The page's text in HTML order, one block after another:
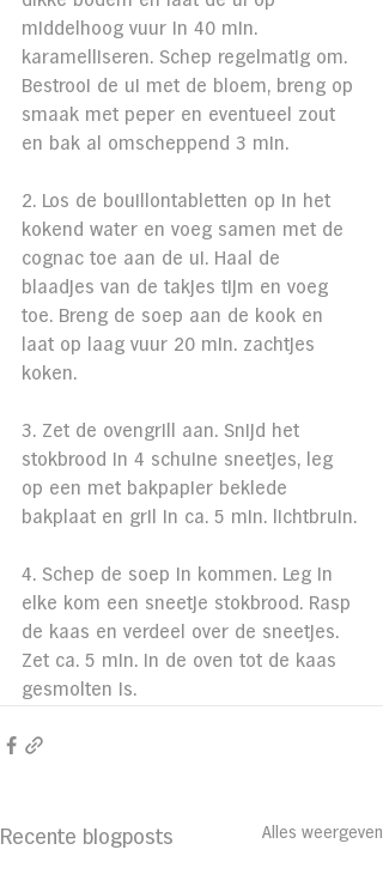
middelhoog vuur in 40 min.
karamelliseren. Schep regelmatig om.
Bestrooi de ui met de bloem, breng op
smaak met peper en eventueel zout
en bak al omscheppend 3 min.
2. Los de bouillontabletten op in het
kokend water en voeg samen met de
cognac toe aan de ui. Haal de
blaadjes van de takjes tijm en voeg
toe. Breng de soep aan de kook en
laat op laag vuur 20 min. zachtjes
koken.
3. Zet de ovengrill aan. Snijd het
stokbrood in 4 schuine sneetjes, leg
op een met bakpapier beklede
bakplaat en gril in ca. 5 min. lichtbruin.
4. Schep de soep in kommen. Leg in
elke kom een sneetje stokbrood. Rasp
de kaas en verdeel over de sneetjes.
Zet ca. 5 min. in de oven tot de kaas
gesmolten is.
Recente blogposts Alles weergeven